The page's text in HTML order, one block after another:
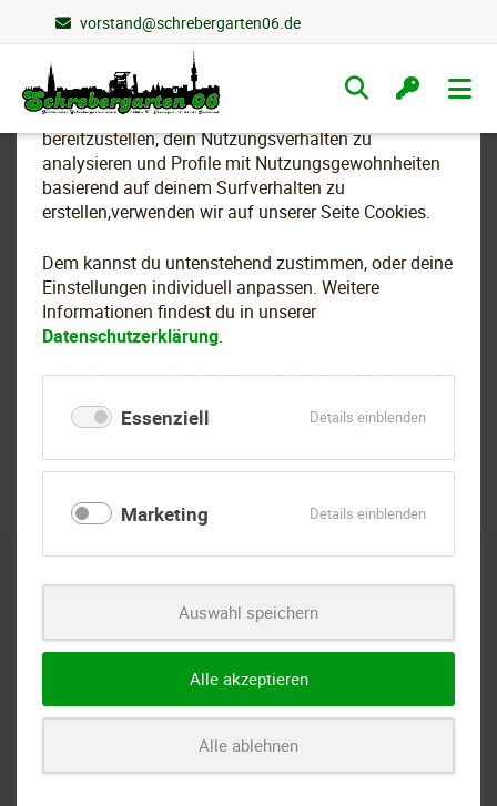
Wir nutzen Cookies
Um essenzielle Funktionen dieser Webseite
bereitzustellen, dein Nutzungsverhalten zu
analysieren und Profile mit Nutzungsgewohnheiten
basierend auf deinem Surfverhalten zu
erstellen,verwenden wir auf unserer Seite Cookies.
Dem kannst du untenstehend zustimmen, oder deine
Einstellungen individuell anpassen. Weitere
Informationen findest du in unserer
Datenschutzerklärung.
Essenziell Details einblendenfür
Marketing Details einblendenfür
Auswahl speichern
Alle akzeptieren
Alle ablehnen
vorstand@schrebergarten06.de
Navigation
überspringen
Archiv
In unserem Newsarchiv finden Sie alle wichtigen
Mitteilungen und Rückblicke aus dem
Schrebergartenverein 1906. Ob Vereinsfeste,
vergangenen Monaten bewegt hat.
2025 2024
2018 2017 2016 2015